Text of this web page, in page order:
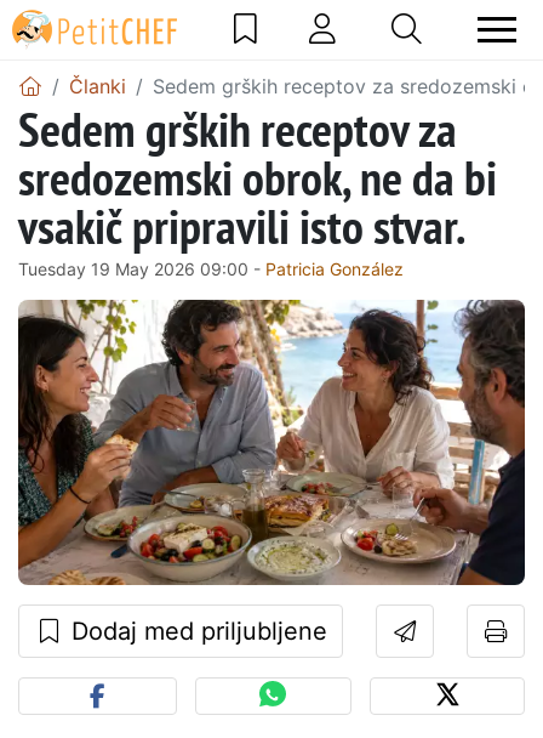
Članki Sedem grških receptov za sredozemski
Sedem grških receptov za
sredozemski obrok, ne da bi
vsakič pripravili isto stvar.
Tuesday 19 May 2026 09:00 - Patricia González
Dodaj med priljubljene